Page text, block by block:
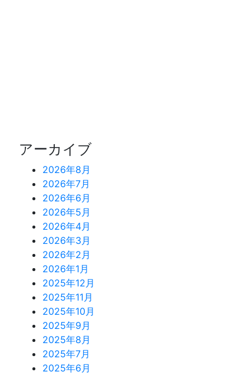
アーカイブ
2026年8月
2026年7月
2026年6月
2026年5月
2026年4月
2026年3月
2026年2月
2026年1月
2025年12月
2025年11月
2025年10月
2025年9月
2025年8月
2025年7月
2025年6月